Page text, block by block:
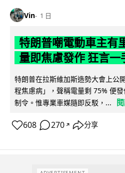
Vin 1 日
特朗普嘲電動車主有
量即焦慮發作 狂言一
特朗普在拉斯維加斯造勢大會上公
程焦慮病」，聲稱電量剩 75% 便
制令。惟專業車媒隨即反駁，...
608 270 ↗ 分享